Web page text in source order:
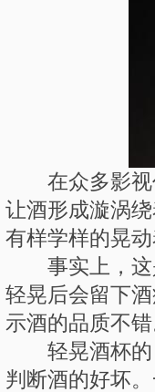
在众多影视
让酒形成漩涡
有样学样的晃
事实上，这
轻晃后会留下
示酒的品质不
轻晃酒杯的
判断酒的好坏